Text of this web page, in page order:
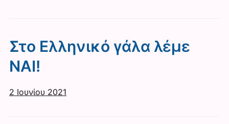
Στο Ελληνικό γάλα λέμε
ΝΑΙ!
2 Ιουνίου 2021